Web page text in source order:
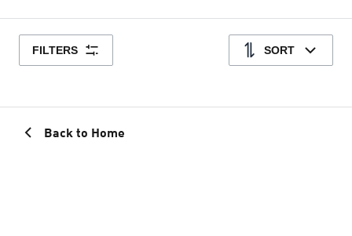
FILTERS SORT
Back to Home